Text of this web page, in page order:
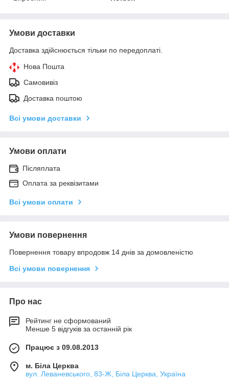
Умови доставки
Доставка здійснюється тільки по передоплаті.
Нова Пошта
Самовивіз
Доставка поштою
Всі умови доставки
Умови оплати
Післяплата
Оплата за реквізитами
Всі умови оплати
Умови повернення
Повернення товару впродовж 14 днів за домовленістю
Всі умови повернення
Про нас
Рейтинг не сформований
Менше 5 відгуків за останній рік
Працює з 09.08.2013
м. Біла Церква
вул. Леваневського, 83-Ж, Біла Церква, Україна